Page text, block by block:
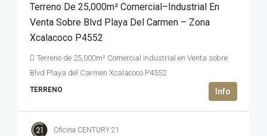
Terreno De 25,000m² Comercial–Industrial En
Venta Sobre Blvd Playa Del Carmen – Zona
Xcalacoco P4552
Terreno de 25,000m² Comercial Industrial en Venta sobre
Blvd Playa del Carmen Xcalacoco P4552
TERRENO
Oficina CENTURY 21